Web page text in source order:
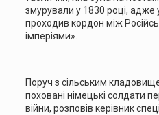
змурували у 1830 році, адже
проходив кордон між
імперіями».
Поруч з сільським
поховані німецькі солдати
війни, розповів керівник